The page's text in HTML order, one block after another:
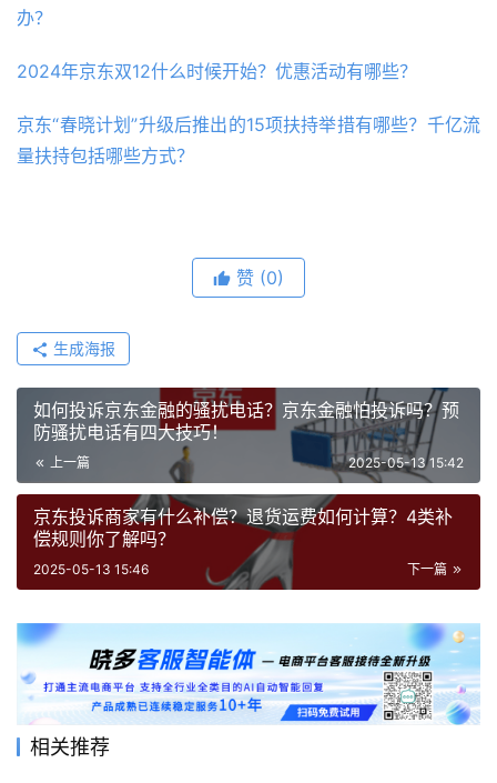
办？
2024年京东双12什么时候开始？优惠活动有哪些？
京东“春晓计划”升级后推出的15项扶持举措有哪些？千亿流
量扶持包括哪些方式？
赞 (0)
生成海报
如何投诉京东金融的骚扰电话？京东金融怕投诉吗？预
防骚扰电话有四大技巧！
上一篇 2025-05-13 15:42
京东投诉商家有什么补偿？退货运费如何计算？4类补
偿规则你了解吗？
下一篇
2025-05-13 15:46
相关推荐